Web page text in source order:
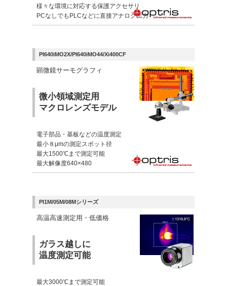
様々な環境に対応する保護アクセサリ
PCなしでもPLCなどに直接アナログ出力
PI640iMO2X/PI640iMO44/Xi400CF
顕微鏡サーモグラフィ
微小領域測定用
マクロレンズモデル
電子部品・基板などの温度測定
最小８μmの測定スポット径
最大1500℃まで測定可能
最大解像度640×480
PI1M/05M/08Mシリーズ
高温高速測定用・低価格
ガラス越しに
温度測定可能
最大3000℃まで測定可能